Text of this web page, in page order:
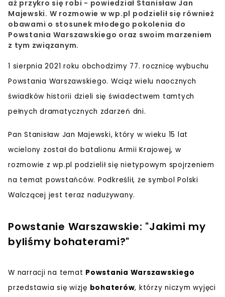
aż przykro się robi - powiedział Stanisław Jan
Majewski. W rozmowie w wp.pl podzielił się również
obawami o stosunek młodego pokolenia do
Powstania Warszawskiego oraz swoim marzeniem
z tym związanym.
1 sierpnia 2021 roku obchodzimy 77. rocznicę wybuchu
Powstania Warszawskiego. Wciąż wielu naocznych
świadków historii dzieli się świadectwem tamtych
pełnych dramatycznych zdarzeń dni.
Pan Stanisław Jan Majewski, który w wieku 15 lat
wcielony został do batalionu Armii Krajowej, w
rozmowie z wp.pl podzielił się nietypowym spojrzeniem
na temat powstańców. Podkreślił, że symbol Polski
Walczącej jest teraz nadużywany.
Powstanie Warszawskie: "Jakimi my
byliśmy bohaterami?"
W narracji na temat Powstania Warszawskiego
przedstawia się wizję bohaterów, którzy niczym wyjęci